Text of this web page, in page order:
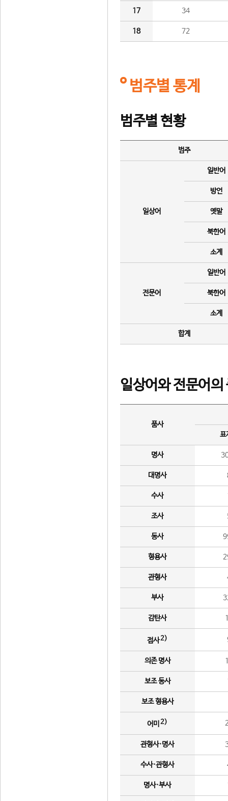
17 34
18 72
범주별 통계
범주별 현황
범주
일상어
일반어
방언
옛말
북한어
소계
전문어
일반어
북한어
소계
합계
일상어와 전문어의
품사
표
명사
대명사
수사
조사
동사
형용사
관형사
부사
감탄사
접사2)
의존 명사
보조 동사
보조 형용사
어미 2)
관형사·명사
수사·관형사
명사·부사